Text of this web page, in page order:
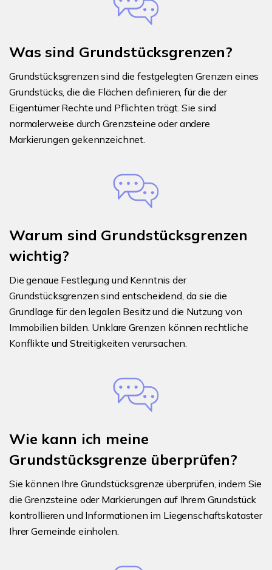
Was sind Grundstücksgrenzen?
Grundstücksgrenzen sind die festgelegten Grenzen eines
Grundstücks, die die Flächen definieren, für die der
Eigentümer Rechte und Pflichten trägt. Sie sind
normalerweise durch Grenzsteine oder andere
Markierungen gekennzeichnet.
Warum sind Grundstücksgrenzen
wichtig?
Die genaue Festlegung und Kenntnis der
Grundstücksgrenzen sind entscheidend, da sie die
Grundlage für den legalen Besitz und die Nutzung von
Immobilien bilden. Unklare Grenzen können rechtliche
Konflikte und Streitigkeiten verursachen.
Wie kann ich meine
Grundstücksgrenze überprüfen?
Sie können Ihre Grundstücksgrenze überprüfen, indem Sie
die Grenzsteine oder Markierungen auf Ihrem Grundstück
kontrollieren und Informationen im Liegenschaftskataster
Ihrer Gemeinde einholen.